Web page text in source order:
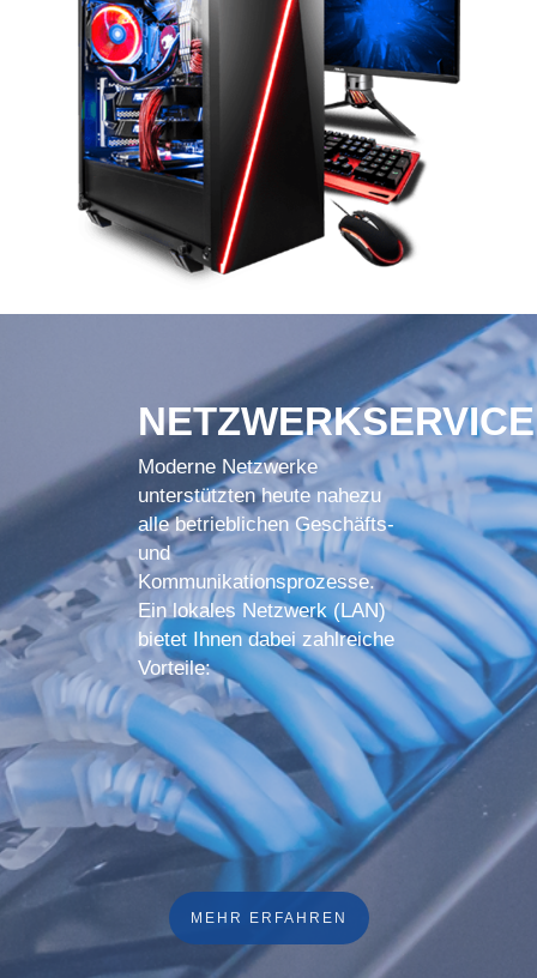
NETZWERKSERVICE
Moderne Netzwerke
unterstützten heute nahezu
alle betrieblichen Geschäfts-
und
Kommunikationsprozesse.
Ein lokales Netzwerk (LAN)
bietet Ihnen dabei zahlreiche
Vorteile:
MEHR ERFAHREN